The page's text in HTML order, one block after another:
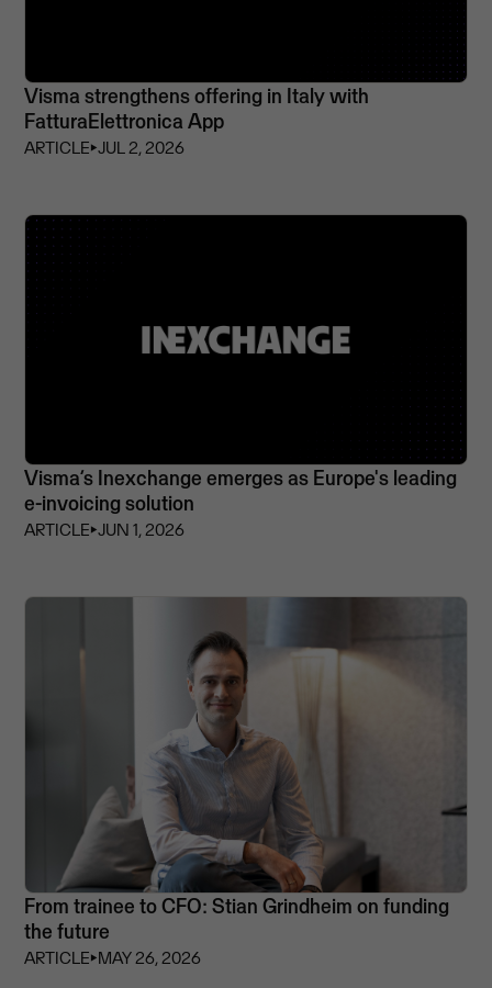
Visma strengthens offering in Italy with
FatturaElettronica App
ARTICLE⏵JUL 2, 2026
Visma’s Inexchange emerges as Europe's leading
e-invoicing solution
ARTICLE⏵JUN 1, 2026
From trainee to CFO: Stian Grindheim on funding
the future
ARTICLE⏵MAY 26, 2026